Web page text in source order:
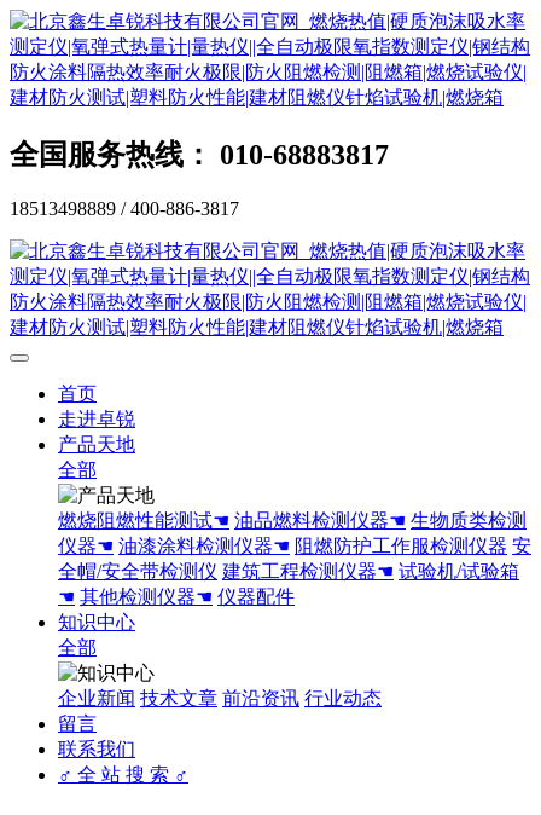
全国服务热线： 010-68883817
18513498889 / 400-886-3817
首页
走进卓锐
产品天地
全部
燃烧阻燃性能测试☚ 油品燃料检测仪器☚ 生物质类检测
仪器☚ 油漆涂料检测仪器☚ 阻燃防护工作服检测仪器 安
全帽/安全带检测仪 建筑工程检测仪器☚ 试验机/试验箱
☚ 其他检测仪器☚ 仪器配件
知识中心
全部
企业新闻 技术文章 前沿资讯 行业动态
留言
联系我们
♂ 全 站 搜 索 ♂